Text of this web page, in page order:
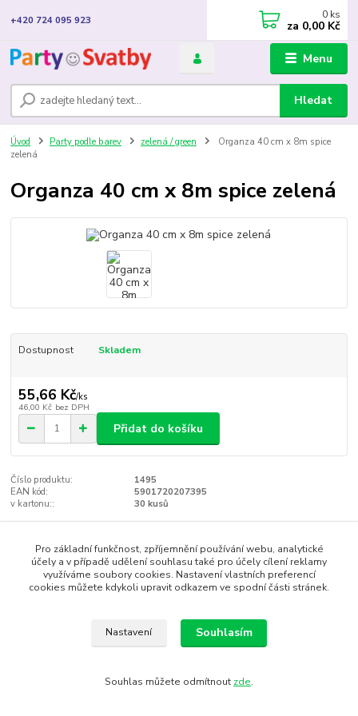
Menu
Hledat
+420 724 095 923 0 ks
za 0,00 Kč
Úvod Party podle barev zelená / green
Organza 40 cm x 8m spice
zelená
Organza 40 cm x 8m spice zelená
Dostupnost Skladem
55,66 Kč/ks
46,00 Kč bez DPH
Přidat do košíku
Číslo produktu:
1495
EAN kód:
5901720207395
v kartonu::
30 kusů
Zboží zařazeno v kategoriích
zelená / green
SEO, design, výroba, administrace - MEDIASYS
Pro základní funkčnost, zpříjemnění používání webu, analytické
účely a v případě udělení souhlasu také pro účely cílení reklamy
využíváme soubory cookies. Nastavení vlastních preferencí
cookies můžete kdykoli upravit odkazem ve spodní části stránek.
Nastavení Souhlasím
Souhlas můžete odmítnout zde.